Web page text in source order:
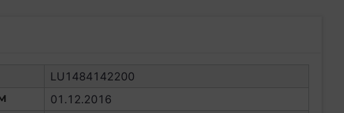
LU1484142200
01.12.2016